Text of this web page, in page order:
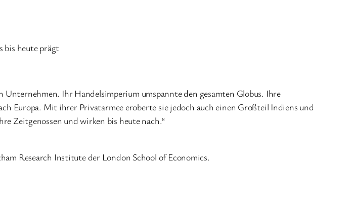
bis heute prägt
Ihr Handelsimperium umspannte den gesamten Globus. Ihre
Europa. Mit ihrer Privatarmee eroberte sie jedoch auch einen Großteil Indiens und
Zeitgenossen und wirken bis heute nach.“
Research Institute der London School of Economics.